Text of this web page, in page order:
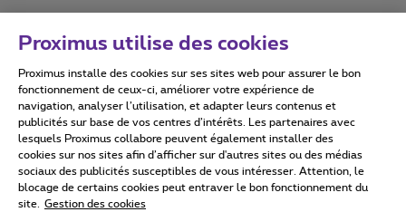
Conditions d'utilisation Accessibility statement
Tous droits réservés. © 2026
Conditions générales, info consommateur
Proximus utilise des cookies
Proximus installe des cookies sur ses sites web pour assurer le bon
fonctionnement de ceux-ci, améliorer votre expérience de
navigation, analyser l’utilisation, et adapter leurs contenus et
publicités sur base de vos centres d’intérêts. Les partenaires avec
lesquels Proximus collabore peuvent également installer des
cookies sur nos sites afin d’afficher sur d'autres sites ou des médias
sociaux des publicités susceptibles de vous intéresser. Attention, le
blocage de certains cookies peut entraver le bon fonctionnement du
site.
Gestion des cookies